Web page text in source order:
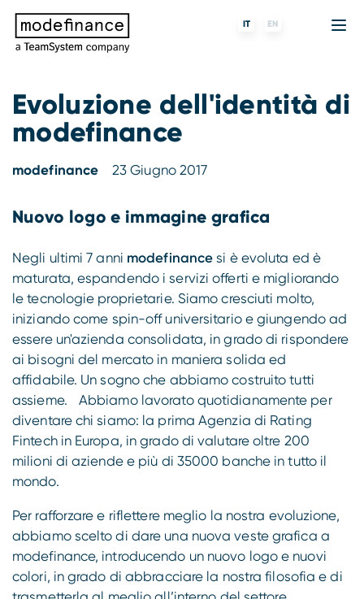
IT EN
Evoluzione dell'identità di
modefinance
modefinance 23 Giugno 2017
Nuovo logo e immagine grafica
Negli ultimi 7 anni modefinance si è evoluta ed è
maturata, espandendo i servizi offerti e migliorando
le tecnologie proprietarie. Siamo cresciuti molto,
iniziando come spin-off universitario e giungendo ad
essere un'azienda consolidata, in grado di rispondere
ai bisogni del mercato in maniera solida ed
affidabile. Un sogno che abbiamo costruito tutti
assieme. Abbiamo lavorato quotidianamente per
diventare chi siamo: la prima Agenzia di Rating
Fintech in Europa, in grado di valutare oltre 200
milioni di aziende e più di 35000 banche in tutto il
mondo.
Per rafforzare e riflettere meglio la nostra evoluzione,
abbiamo scelto di dare una nuova veste grafica a
modefinance, introducendo un nuovo logo e nuovi
colori, in grado di abbracciare la nostra filosofia e di
Agenzia di Rating
Rating ESG
Tigran
s-peek
MORE
ForST
Data Science
API & Plug-N-Play
Fintech
Banche e finanziarie
SGR e fondi
Imprese
Chi siamo
Partner e clienti
Blog
Press center
Contatti
Lavora con noi
Compliance